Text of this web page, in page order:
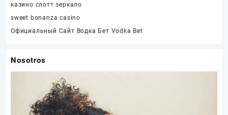
казино слотт зеркало
sweet bonanza casino
Официальный Сайт Водка Бет Vodka Bet
Nosotros